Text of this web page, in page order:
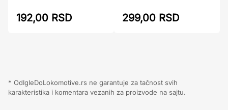
192,00 RSD 299,00 RSD
* OdIgleDoLokomotive.rs ne garantuje za tačnost svih
karakteristika i komentara vezanih za proizvode na sajtu.